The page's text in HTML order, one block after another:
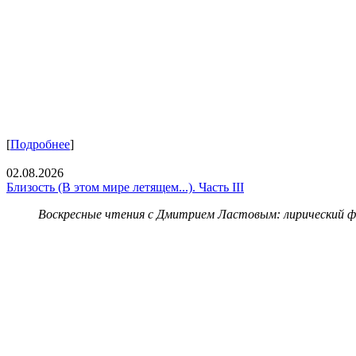
[Подробнее]
02.08.2026
Близость (В этом мире летящем...). Часть III
Воскресные чтения с Дмитрием Ластовым: лирический